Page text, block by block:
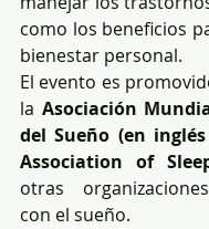
como los beneficios
bienestar personal.
El evento es
la Asociación
del Sueño (en inglés
Association of
otras
con el sueño.